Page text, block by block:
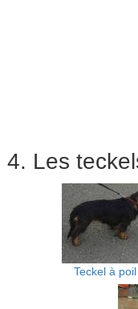
4. Les
Teckel à